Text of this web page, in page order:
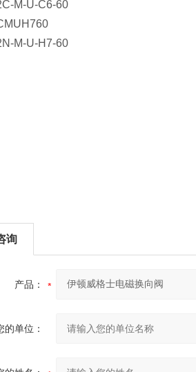
M-U-C6-60
M-U-H7-60
询
产品：
的单位：